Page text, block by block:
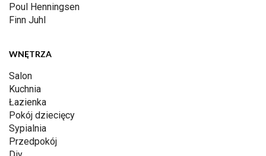
Poul Henningsen
Finn Juhl
WNĘTRZA
Salon
Kuchnia
Łazienka
Pokój dziecięcy
Sypialnia
Przedpokój